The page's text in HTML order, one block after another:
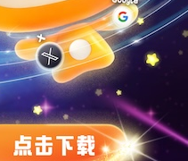
旋风加速器
八戒看书
免费跨墙软件
黑洞官网
CHK下载站
网
quickq